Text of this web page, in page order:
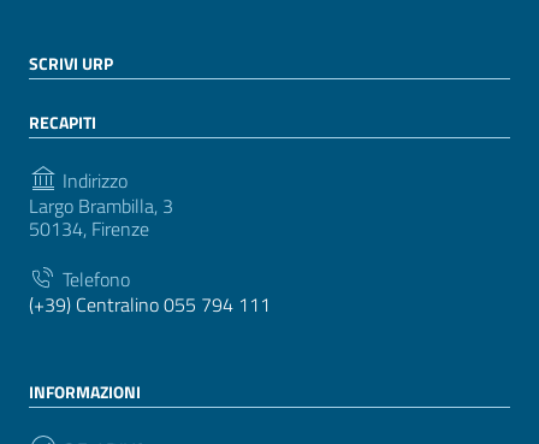
SCRIVI URP
RECAPITI
Indirizzo
Largo Brambilla, 3
50134, Firenze
Telefono
(+39) Centralino 055 794 111
INFORMAZIONI